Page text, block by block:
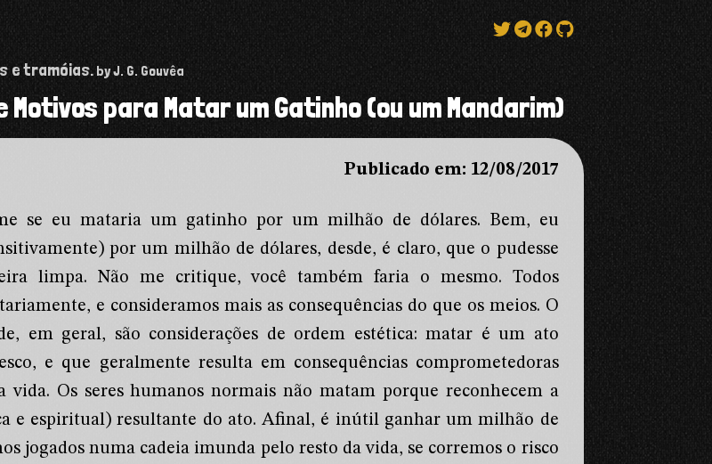
e tramóias. by J. G. Gouvêa
Motivos para Matar um Gatinho (ou um Mandarim)
Publicado em: 12/08/2017
se eu mataria um gatinho por um milhão de dólares. Bem, eu
por um milhão de dólares, desde, é claro, que o pudesse
limpa. Não me critique, você também faria o mesmo. Todos
e consideramos mais as consequências do que os meios. O
em geral, são considerações de ordem estética: matar é um ato
e que geralmente resulta em consequências comprometedoras
vida. Os seres humanos normais não matam porque reconhecem a
e espiritual) resultante do ato. Afinal, é inútil ganhar um milhão de
jogados numa cadeia imunda pelo resto da vida, se corremos o risco